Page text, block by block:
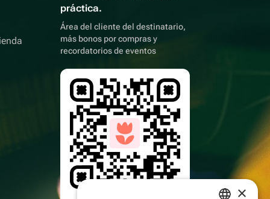
práctica.
Área del cliente del destinatario,
más bonos por compras y
recordatorios de eventos
×